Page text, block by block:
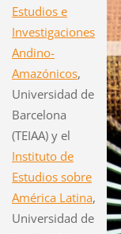
Estudios e
Investigaciones
Andino-
Amazónicos,
Universidad de
Barcelona
(TEIAA) y el
Instituto de
Estudios sobre
América Latina,
Universidad de